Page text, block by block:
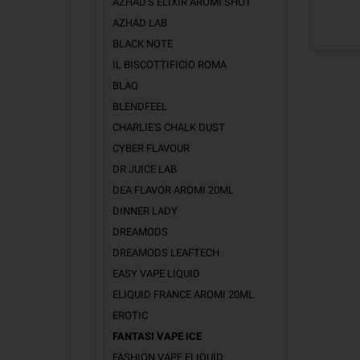
AZHAD LAB
BLACK NOTE
IL BISCOTTIFICIO ROMA
BLAQ
BLENDFEEL
CHARLIE'S CHALK DUST
CYBER FLAVOUR
DR JUICE LAB
DEA FLAVOR AROMI 20ML
DINNER LADY
DREAMODS
DREAMODS LEAFTECH
EASY VAPE LIQUID
ELIQUID FRANCE AROMI 20ML
EROTIC
FANTASI VAPE ICE
FASHION VAPE ELIQUID